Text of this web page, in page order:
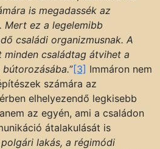
is megadassék az
Mert ez a legelemibb
családi organizmusnak. A
minden családtag átvihet a
”[3] Immáron nem
számára az
elhelyezendő legkisebb
az egyén, ami a családon
átalakulását is
lakás, a régimódi